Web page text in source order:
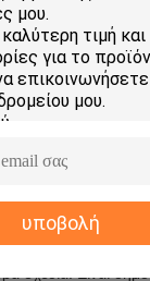
υποβολή
–
πέτρα.
τη διακόσμηση –
διακόσμηση
διαφανή
τύπος
πάνω από 72
μορφής,
διακόσμηση,
σχέδια. Είναι